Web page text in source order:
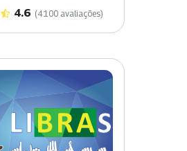
4.6 (4100 avaliações)